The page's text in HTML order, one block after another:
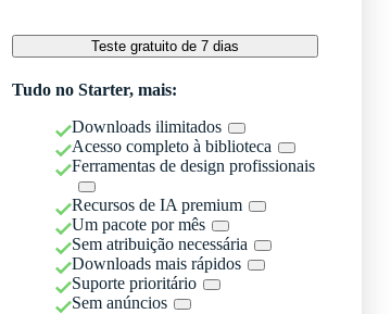
Teste gratuito de 7 dias
Tudo no Starter, mais:
Downloads ilimitados
Acesso completo à biblioteca
Ferramentas de design profissionais
Recursos de IA premium
Um pacote por mês
Sem atribuição necessária
Downloads mais rápidos
Suporte prioritário
Sem anúncios